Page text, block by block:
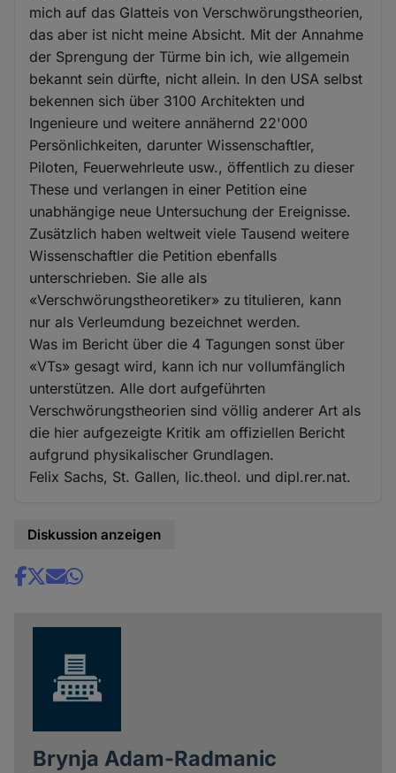
mich auf das Glatteis von Verschwörungstheorien,
das aber ist nicht meine Absicht. Mit der Annahme
der Sprengung der Türme bin ich, wie allgemein
bekannt sein dürfte, nicht allein. In den USA selbst
bekennen sich über 3100 Architekten und
Ingenieure und weitere annähernd 22'000
Persönlichkeiten, darunter Wissenschaftler,
Piloten, Feuerwehrleute usw., öffentlich zu dieser
These und verlangen in einer Petition eine
unabhängige neue Untersuchung der Ereignisse.
Zusätzlich haben weltweit viele Tausend weitere
Wissenschaftler die Petition ebenfalls
unterschrieben. Sie alle als
«Verschwörungstheoretiker» zu titulieren, kann
nur als Verleumdung bezeichnet werden.
Was im Bericht über die 4 Tagungen sonst über
«VTs» gesagt wird, kann ich nur vollumfänglich
unterstützen. Alle dort aufgeführten
Verschwörungstheorien sind völlig anderer Art als
die hier aufgezeigte Kritik am offiziellen Bericht
aufgrund physikalischer Grundlagen.
Felix Sachs, St. Gallen, lic.theol. und dipl.rer.nat.
Diskussion anzeigen
Share
Brynja Adam-Radmanic